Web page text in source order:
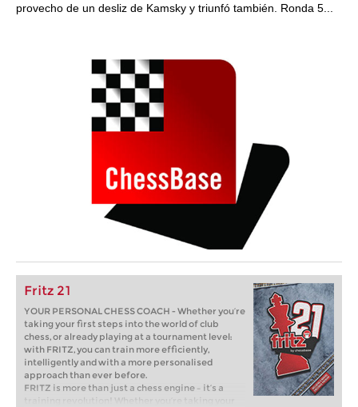
provecho de un desliz de Kamsky y triunfó también. Ronda 5...
Fritz 21
YOUR PERSONAL CHESS COACH - Whether you’re
taking your first steps into the world of club
chess, or already playing at a tournament level:
with FRITZ, you can train more efficiently,
intelligently and with a more personalised
approach than ever before.
FRITZ is more than just a chess engine – it’s a
training revolution! Whether you’re taking your